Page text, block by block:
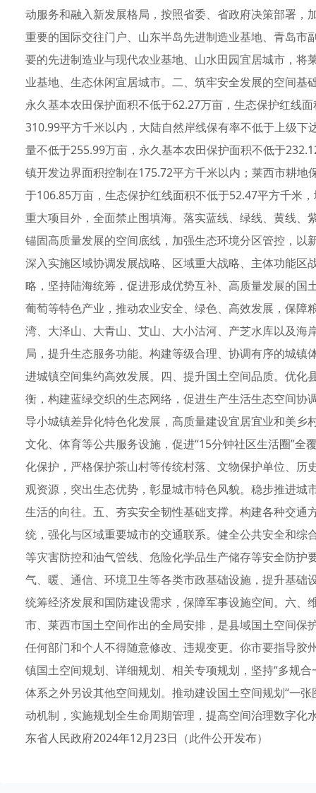
动服务和融入新发展格局，按照省委、省政府决策部署
重要的国际交往门户、山东半岛先进制造业基地、青岛
要的先进制造业与现代农业基地、山水田园宜居城市，
业基地、生态休闲宜居城市。二、筑牢安全发展的空间
永久基本农田保护面积不低于62.27万亩，生态保护红线
310.99平方千米以内，大陆自然岸线保有率不低于上级
量不低于255.99万亩，永久基本农田保护面积不低于
镇开发边界面积控制在175.72平方千米以内；莱西市耕
于106.85万亩，生态保护红线面积不低于52.47平方千米
重大项目外，全面禁止围填海。落实蓝线、绿线、黄线
锚固高质量发展的空间底线，加强生态环境分区管控，
深入实施区域协调发展战略、区域重大战略、主体功能
略，坚持陆海统筹，促进形成优势互补、高质量发展的
葡萄等特色产业，推动农业安全、绿色、高效发展，保
湾、大泽山、大青山、艾山、大小沽河、产芝水库以及
局，提升生态服务功能。构建等级合理、协调有序的城
进城镇空间集约高效发展。四、提升国土空间品质。优
衡，构建蓝绿交织的生态网络，促进生产生活生态空间
导小城镇差异化特色化发展，高质量建设宜居宜业和美
文化、体育等公共服务设施，促进“15分钟社区生活圈”
化保护，严格保护茶山村等传统村落、文物保护单位、
观资源，突出生态优势，彰显城市特色风貌。稳步推进
生活的向往。五、夯实安全韧性基础支撑。构建各种交
统，强化与区域重要城市的交通联系。健全公共安全和
等灾害防控和油气管线、危险化学品生产储存等安全防
气、暖、通信、环境卫生等各类市政基础设施，提升基
统筹经济发展和国防建设需求，保障军事设施空间。六
市、莱西市国土空间作出的全局安排，是县域国土空间
任何部门和个人不得随意修改、违规变更。你市要指导
镇国土空间规划、详细规划、相关专项规划，坚持“多规
体系之外另设其他空间规划。推动建设国土空间规划“一
动机制，实施规划全生命周期管理，提高空间治理数字
东省人民政府2024年12月23日（此件公开发布）